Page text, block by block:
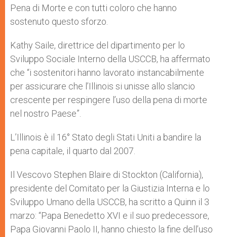
Pena di Morte e con tutti coloro che hanno
sostenuto questo sforzo.
Kathy Saile, direttrice del dipartimento per lo
Sviluppo Sociale Interno della USCCB, ha affermato
che “i sostenitori hanno lavorato instancabilmente
per assicurare che l’Illinois si unisse allo slancio
crescente per respingere l’uso della pena di morte
nel nostro Paese”.
L’Illinois è il 16° Stato degli Stati Uniti a bandire la
pena capitale, il quarto dal 2007.
Il Vescovo Stephen Blaire di Stockton (California),
presidente del Comitato per la Giustizia Interna e lo
Sviluppo Umano della USCCB, ha scritto a Quinn il 3
marzo: “Papa Benedetto XVI e il suo predecessore,
Papa Giovanni Paolo II, hanno chiesto la fine dell’uso